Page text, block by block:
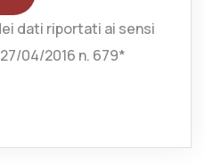
dati riportati ai sensi
04/2016 n. 679*